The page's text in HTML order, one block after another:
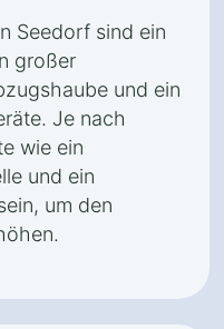
Seedorf sind ein
großer
und ein
Je nach
wie ein
und ein
um den